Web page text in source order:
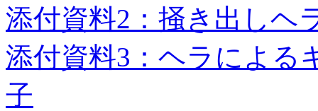
添付資料2：掻き出しヘ
添付資料3：ヘラによる
子